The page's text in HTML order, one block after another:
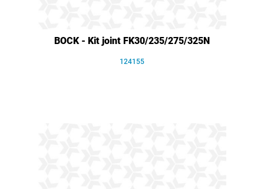
BOCK - Kit joint FK30/235/275/325N
124155